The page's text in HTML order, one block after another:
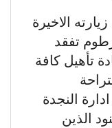
الاخيرة
تفقد
تأهيل كافة
النجدة
الذين